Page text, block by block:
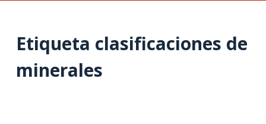
Etiqueta clasificaciones de
minerales